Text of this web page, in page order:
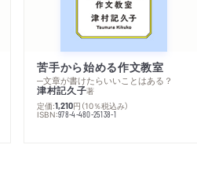
苦手から始める作文教室
─文章が書けたらいいことはある？
津村記久子著
定価:1,210円 （10％税込み）
ISBN:978-4-480-25138-1